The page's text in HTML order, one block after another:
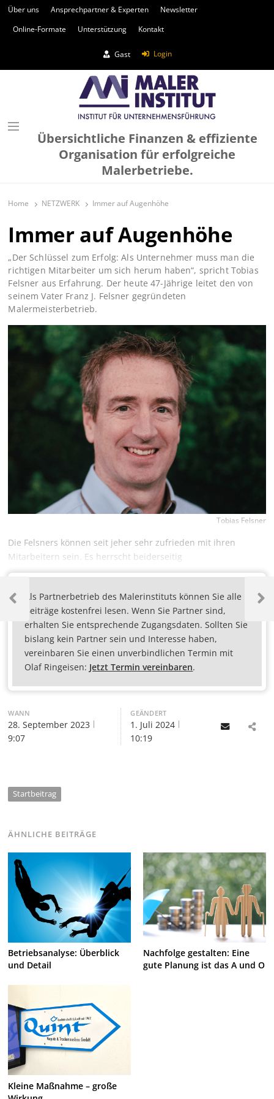
Über uns Ansprechpartner & Experten
Newsletter
Online-Formate
Unterstützung Kontakt
Gast Login
Übersichtliche Finanzen & effiziente
Organisation für erfolgreiche
Malerbetriebe.
Home NETZWERK Immer auf Augenhöhe
Immer auf Augenhöhe
„Der Schlüssel zum Erfolg: Als Unternehmer muss man die
richtigen Mitarbeiter um sich herum haben“, spricht Tobias
Felsner aus Erfahrung. Der heute 47-Jährige leitet den von
seinem Vater Franz J. Felsner gegründeten
Malermeisterbetrieb.
Tobias Felsner
Die Felsners können seit jeher sehr zufrieden mit ihren
Mitarbeitern sein. Es herrscht beiderseitig
Als Partnerbetrieb des Malerinstituts können Sie alle
Beiträge kostenfrei lesen. Wenn Sie Partner sind,
erhalten Sie entsprechende Zugangsdaten. Sollten Sie
bislang kein Partner sein und Interesse haben,
vereinbaren Sie einen unverbindlichen Termin mit
Olaf Ringeisen: Jetzt Termin vereinbaren.
WANN
28. September 2023
9:07
GEÄNDERT
1. Juli 2024
10:19
Email
Startbeitrag
ÄHNLICHE BEITRÄGE
Betriebsanalyse: Überblick
und Detail
Nachfolge gestalten: Eine
gute Planung ist das A und O
Kleine Maßnahme – große